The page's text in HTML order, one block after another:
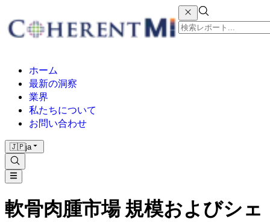
ホーム
最新の洞察
業界
私たちについて
お問い合わせ
🇯🇵ja
軟骨肉腫市場 規模およびシェ